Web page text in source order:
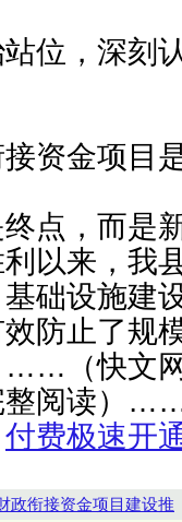
位，深刻
接资金项目
点，而是
以来，我
础设施建
防止了规
（快文网
整阅读）
付费极速开
政衔接资金项目建设推